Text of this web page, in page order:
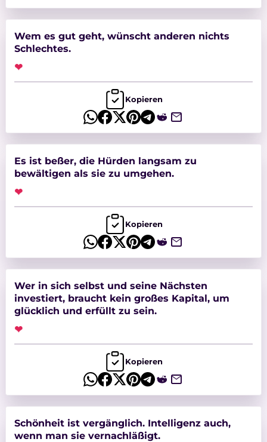
Wem es gut geht, wünscht anderen nichts
Schlechtes.
❤
Kopieren
Es ist beßer, die Hürden langsam zu
bewältigen als sie zu umgehen.
❤
Kopieren
Wer in sich selbst und seine Nächsten
investiert, braucht kein großes Kapital, um
glücklich und erfüllt zu sein.
❤
Kopieren
Schönheit ist vergänglich. Intelligenz auch,
wenn man sie vernachläßigt.